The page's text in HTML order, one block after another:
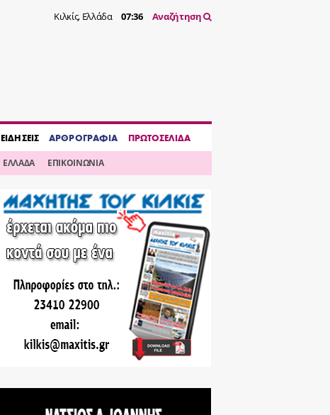
Κιλκίς, Ελλάδα 07:36 Αναζήτηση
ΕΙΔΗΣΕΙΣ ΑΡΘΡΟΓΡΑΦΙΑ ΠΡΩΤΟΣΕΛΙΔΑ
ΕΛΛΑΔΑ ΕΠΙΚΟΙΝΩΝΙΑ